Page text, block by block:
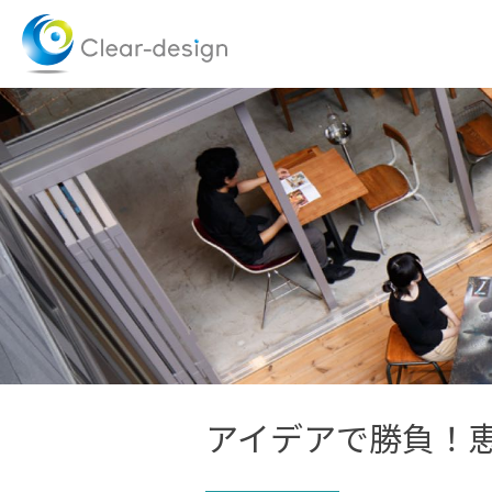
Skip
content
アイデアで勝負！